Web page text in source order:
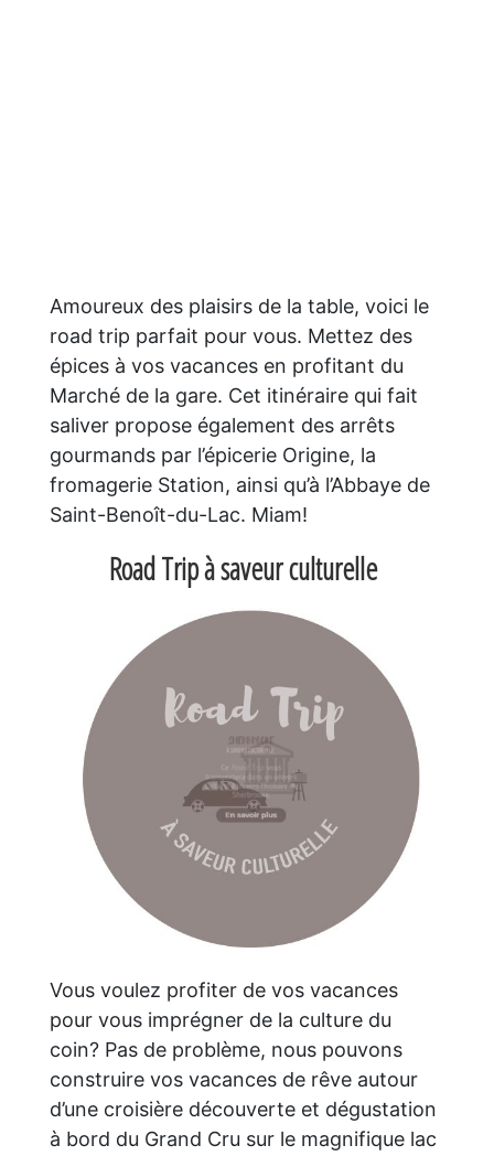
Amoureux des plaisirs de la table, voici le
road trip parfait pour vous. Mettez des
épices à vos vacances en profitant du
Marché de la gare. Cet itinéraire qui fait
saliver propose également des arrêts
gourmands par l’épicerie Origine, la
fromagerie Station, ainsi qu’à l’Abbaye de
Saint-Benoît-du-Lac. Miam!
Road Trip à saveur culturelle
Vous voulez profiter de vos vacances
pour vous imprégner de la culture du
coin? Pas de problème, nous pouvons
construire vos vacances de rêve autour
d’une croisière découverte et dégustation
à bord du Grand Cru sur le magnifique lac